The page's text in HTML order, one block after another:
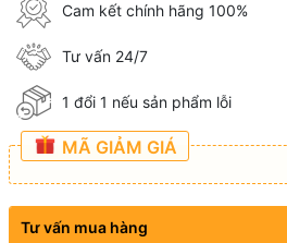
Cam kết chính hãng 100%
Tư vấn 24/7
1 đổi 1 nếu sản phẩm lỗi
MÃ GIẢM GIÁ
Tư vấn mua hàng